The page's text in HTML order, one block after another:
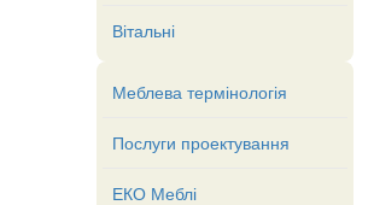
Вітальні
Меблева термінологія
Послуги проектування
ЕКО Меблі